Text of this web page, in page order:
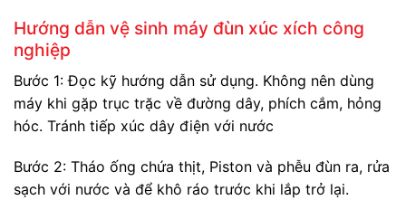
Hướng dẫn vệ sinh máy đùn xúc xích công
nghiệp
Bước 1: Đọc kỹ hướng dẫn sử dụng. Không nên dùng
máy khi gặp trục trặc về đường dây, phích cắm, hỏng
hóc. Tránh tiếp xúc dây điện với nước
Bước 2: Tháo ống chứa thịt, Piston và phễu đùn ra, rửa
sạch với nước và để khô ráo trước khi lắp trở lại.